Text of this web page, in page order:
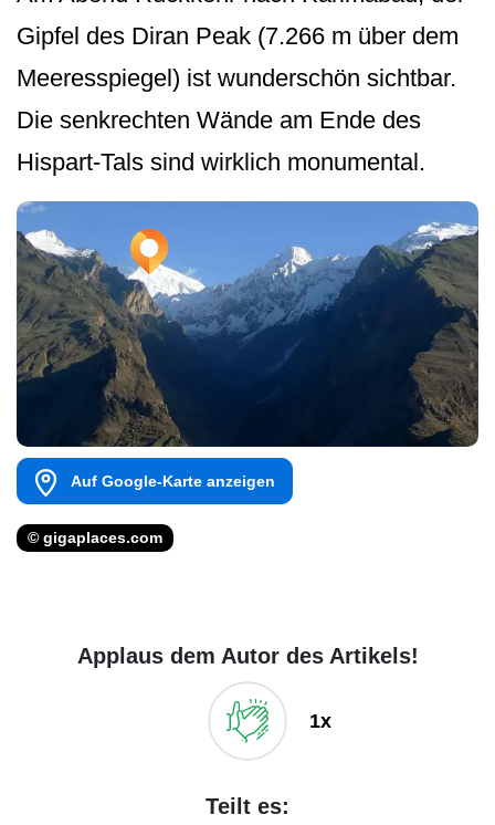
Gipfel des Diran Peak (7.266 m über dem
Meeresspiegel) ist wunderschön sichtbar.
Die senkrechten Wände am Ende des
Hispart-Tals sind wirklich monumental.
Auf Google-Karte anzeigen
© gigaplaces.com
Applaus dem Autor des Artikels!
1x
Teilt es: